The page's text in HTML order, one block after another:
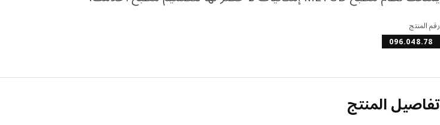
رقم المنتج
096.048.78
تفاصيل المنتج